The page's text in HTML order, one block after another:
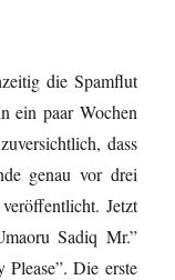
die Spamflut
ein paar Wochen
dass
genau vor drei
Jetzt
Sadiq Mr.”
Die erste